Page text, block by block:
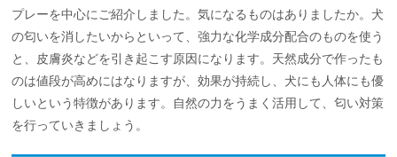
プレーを中心にご紹介しました。気になるものはありましたか。犬
の匂いを消したいからといって、強力な化学成分配合のものを使う
と、皮膚炎などを引き起こす原因になります。天然成分で作ったも
のは値段が高めにはなりますが、効果が持続し、犬にも人体にも優
しいという特徴があります。自然の力をうまく活用して、匂い対策
を行っていきましょう。